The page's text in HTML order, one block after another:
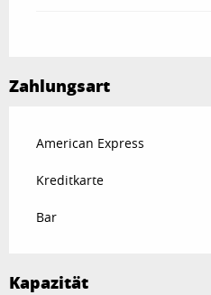
Zahlungsart
American Express
Kreditkarte
Bar
Kapazität